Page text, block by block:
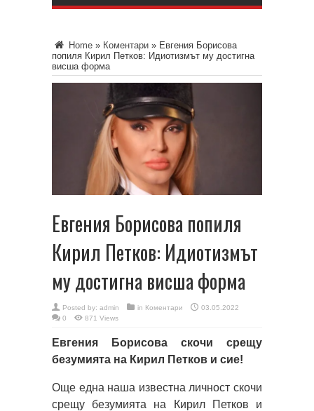
Home » Коментари » Евгения Борисова
попиля Кирил Петков: Идиотизмът му достигна
висша форма
Евгения Борисова попиля
Кирил Петков: Идиотизмът
му достигна висша форма
Posted by: admin in Коментари
03.05.2022
0
871 Views
Евгения Борисова скочи срещу
безумията на Кирил Петков и сие!
Още една наша известна личност скочи
срещу безумията на Кирил Петков и